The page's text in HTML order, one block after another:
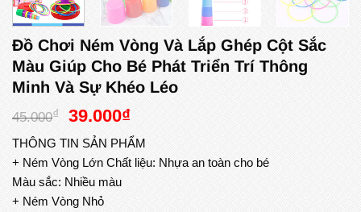
Đồ Chơi Ném Vòng Và Lắp Ghép Cột Sắc
Màu Giúp Cho Bé Phát Triển Trí Thông
Minh Và Sự Khéo Léo
45.000₫
Giá
gốc
là:
45.000₫.
39.000₫Giá
hiện
tại
là:
THÔNG TIN SẢN PHẨM
+ Ném Vòng Lớn Chất liệu: Nhựa an toàn cho bé
Màu sắc: Nhiều màu
+ Ném Vòng Nhỏ